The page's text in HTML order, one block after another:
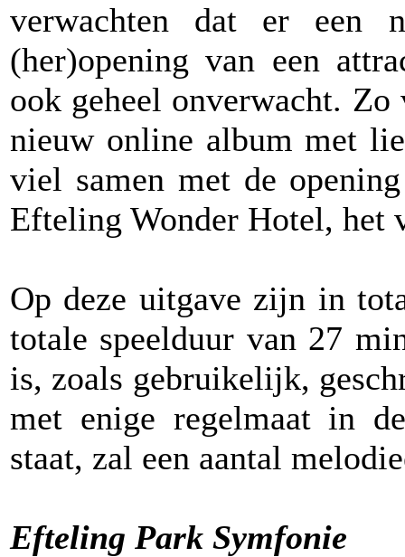
verwachten dat er een
(her)opening van een
ook geheel onverwacht.
nieuw online album met
viel samen met de
Efteling Wonder Hotel,
Op deze uitgave zijn in
totale speelduur van 27
is, zoals gebruikelijk,
met enige regelmaat in
staat, zal een aantal
Efteling Park Symfonie